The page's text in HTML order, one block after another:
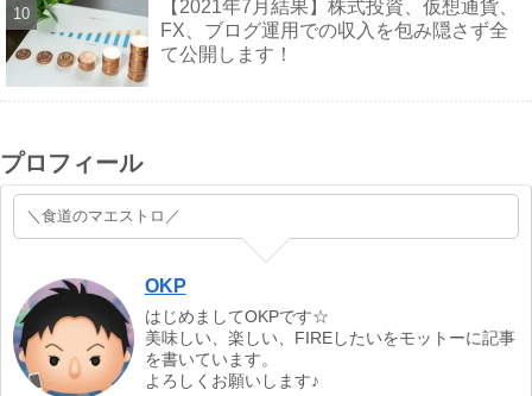
【2021年7月結果】株式投資、仮想通貨、
FX、ブログ運用での収入を包み隠さず全
て公開します！
プロフィール
＼食道のマエストロ／
OKP
はじめましてOKPです☆
美味しい、楽しい、FIREしたいをモットーに記事
を書いています。
よろしくお願いします♪